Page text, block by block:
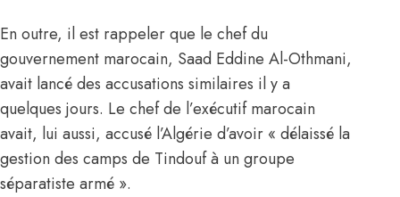
En outre, il est rappeler que le chef du
gouvernement marocain, Saad Eddine Al-Othmani,
avait lancé des accusations similaires il y a
quelques jours. Le chef de l’exécutif marocain
avait, lui aussi, accusé l’Algérie d’avoir « délaissé la
gestion des camps de Tindouf à un groupe
séparatiste armé ».